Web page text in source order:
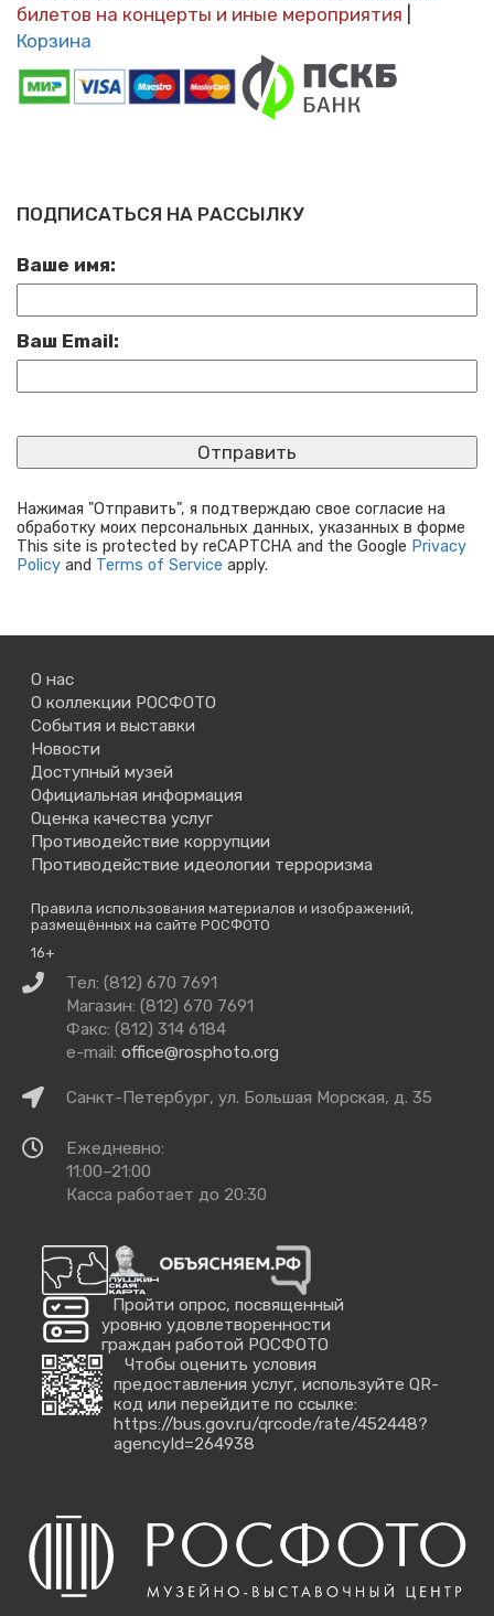
билетов на концерты и иные мероприятия
Корзина
ПОДПИСАТЬСЯ НА РАССЫЛКУ
Ваше имя:
Ваш Email:
Нажимая "Отправить", я подтверждаю свое согласие на
обработку моих персональных данных, указанных в форме
This site is protected by reCAPTCHA and the Google Privacy
Policy and Terms of Service apply.
О нас
О коллекции РОСФОТО
События и выставки
Новости
Доступный музей
Официальная информация
Оценка качества услуг
Противодействие коррупции
Противодействие идеологии терроризма
Правила использования материалов и изображений,
размещённых на сайте РОСФОТО
16+
Связаться
нами
Тел: (812) 670 7691
Магазин: (812) 670 7691
Факс: (812) 314 6184
e-mail: office@rosphoto.org
КакСанкт-Петербург, ул. Большая Морская, д. 35
Время
работы
Ежедневно:
11:00–21:00
Касса работает до 20:30
Пройти опрос, посвященный
уровню удовлетворенности
граждан работой РОСФОТО
Чтобы оценить условия
предоставления услуг, используйте QR-
код или перейдите по ссылке:
https://bus.gov.ru/qrcode/rate/452448?
agencyId=264938